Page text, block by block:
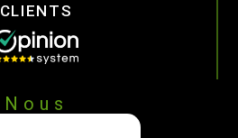
CLIENTS
Nous